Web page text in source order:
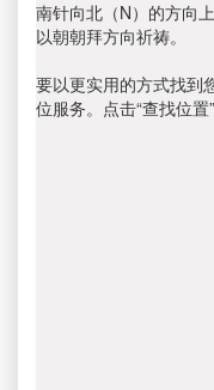
南针向北（N）的方向
以朝朝拜方向祈祷。
要以更实用的方式找到
位服务。点击“查找位置”